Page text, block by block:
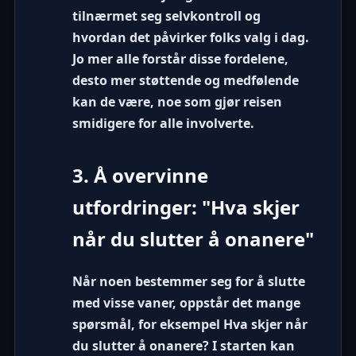
tilnærmet seg selvkontroll og
hvordan det påvirker folks valg i dag.
Jo mer alle forstår disse fordelene,
desto mer støttende og medfølende
kan de være, noe som gjør reisen
smidigere for alle involverte.
3. Å overvinne
utfordringer: "Hva skjer
når du slutter å onanere"
Når noen bestemmer seg for å slutte
med visse vaner, oppstår det mange
spørsmål, for eksempel Hva skjer når
du slutter å onanere? I starten kan